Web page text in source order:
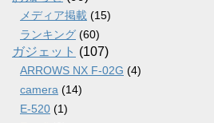
メディア掲載 (15)
ランキング (60)
ガジェット (107)
ARROWS NX F-02G (4)
camera (14)
E-520 (1)